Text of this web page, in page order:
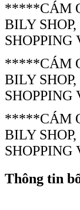
*****CÁM
BILY
*****CÁM
BILY
*****CÁM
BILY
Thông tin